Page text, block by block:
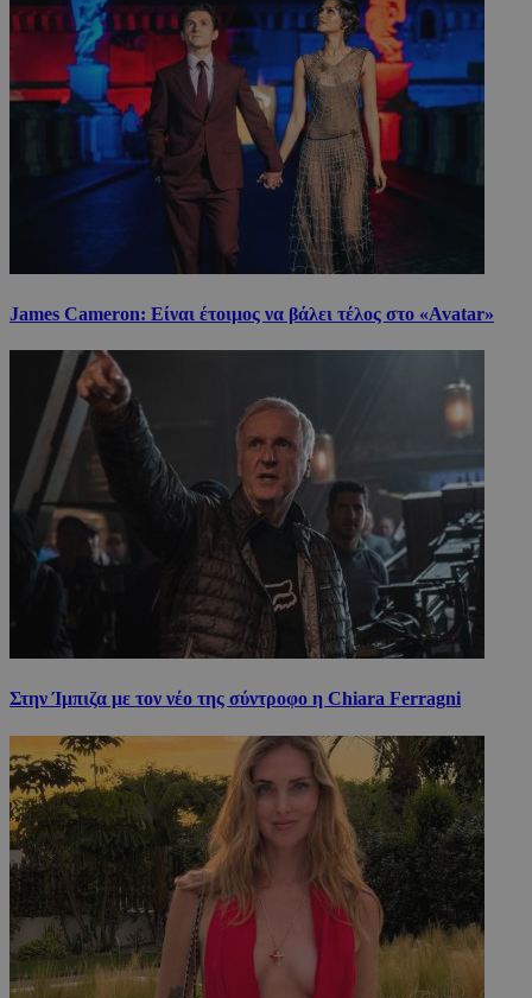
James Cameron: Είναι έτοιμος να βάλει τέλος στο «Avatar»
Στην Ίμπιζα με τον νέο της σύντροφο η Chiara Ferragni